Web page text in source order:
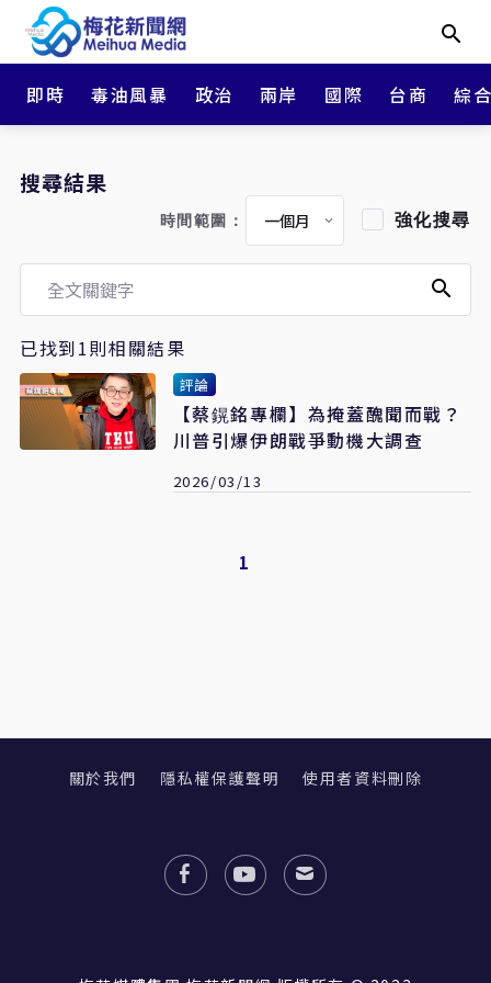
即時 毒油風暴 政治 兩岸 國際 台商 綜
搜尋結果
時間範圍： 強化搜尋
已找到1則相關結果
評論
【蔡鎤銘專欄】為掩蓋醜聞而戰？
川普引爆伊朗戰爭動機大調查
2026/03/13
1
關於我們 隱私權保護聲明 使用者資料刪除